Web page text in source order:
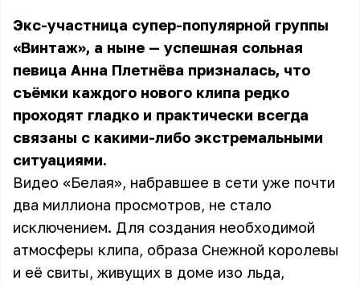
Экс-участница супер-популярной группы
«Винтаж», а ныне — успешная сольная
певица Анна Плетнёва призналась, что
съёмки каждого нового клипа редко
проходят гладко и практически всегда
связаны с какими-либо экстремальными
ситуациями.
Видео «Белая», набравшее в сети уже почти
два миллиона просмотров, не стало
исключением. Для создания необходимой
атмосферы клипа, образа Снежной королевы
и её свиты, живущих в доме изо льда,